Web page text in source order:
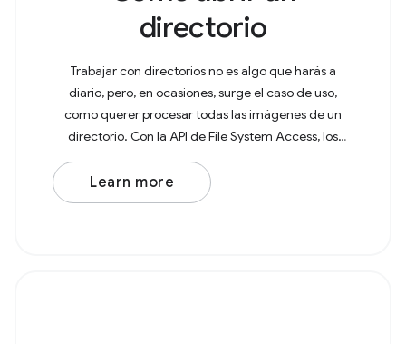
directorio
Trabajar con directorios no es algo que harás a
diario, pero, en ocasiones, surge el caso de uso,
como querer procesar todas las imágenes de un
directorio. Con la API de File System Access, los
usuarios ahora pueden abrir directorios en el
navegador
Learn more